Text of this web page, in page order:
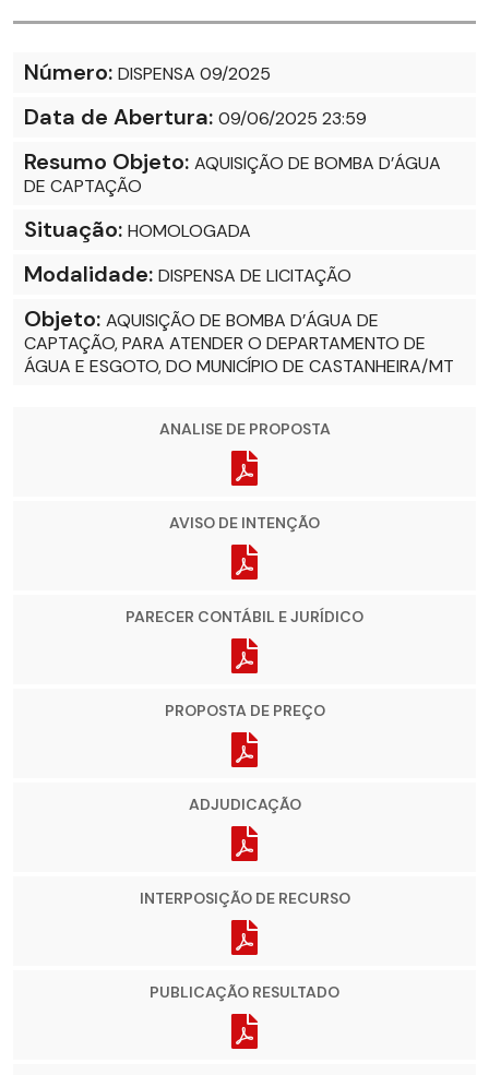
Número: DISPENSA 09/2025
Data de Abertura: 09/06/2025 23:59
Resumo Objeto: AQUISIÇÃO DE BOMBA D’ÁGUA
DE CAPTAÇÃO
Situação: HOMOLOGADA
Modalidade: DISPENSA DE LICITAÇÃO
Objeto: AQUISIÇÃO DE BOMBA D’ÁGUA DE
CAPTAÇÃO, PARA ATENDER O DEPARTAMENTO DE
ÁGUA E ESGOTO, DO MUNICÍPIO DE CASTANHEIRA/MT
ANALISE DE PROPOSTA
AVISO DE INTENÇÃO
PARECER CONTÁBIL E JURÍDICO
PROPOSTA DE PREÇO
ADJUDICAÇÃO
INTERPOSIÇÃO DE RECURSO
PUBLICAÇÃO RESULTADO